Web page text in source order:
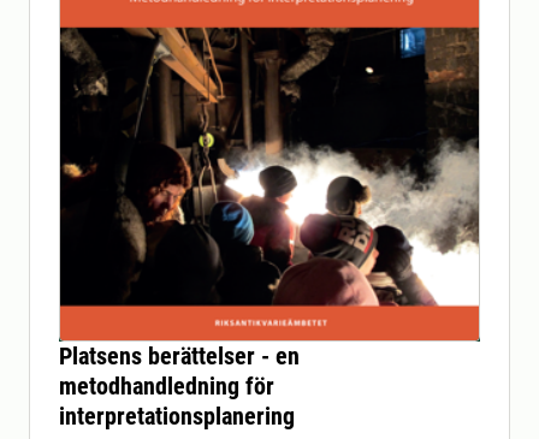
Platsens berättelser - en
metodhandledning för
interpretationsplanering